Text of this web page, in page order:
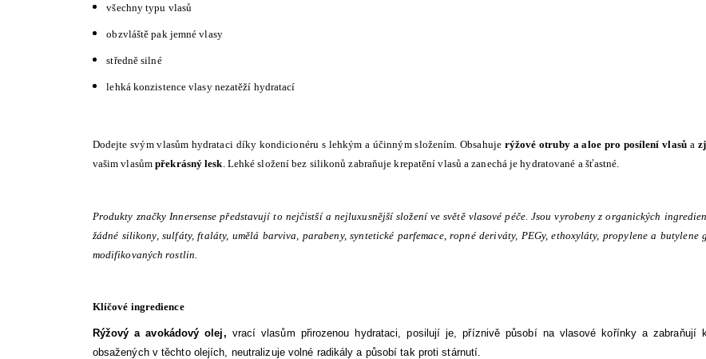
všechny typu vlasů
obzvláště pak jemné vlasy
středně silné
lehká konzistence vlasy nezatěží hydratací
Dodejte svým vlasům hydrataci díky kondicionéru s lehkým a účinným složením. Obsahuje rýžové otruby a aloe pro posílení vlasůa
vašim vlasůmpřekrásný lesk . Lehké složení bez silikonů zabraňuje krepatění vlasů a zanechá je hydratované a šťastné.
Produkty značky Innersense představují to nejčistší a nejluxusnější složení ve světě vlasové péče. Jsou vyrobeny z organických
žádné silikony, sulfáty, ftaláty, umělá barviva, parabeny, syntetické parfemace, ropné deriváty, PEGy, ethoxyláty, propylene a
modifikovaných rostlin.
Klíčové ingredience
Rýžový a avokádový olej, vrací vlasům přirozenou hydrataci, posilují je, příznivě působí na vlasové kořínky a zabraňují
obsažených v těchto olejích, neutralizuje volné radikály a působí tak proti stárnutí.